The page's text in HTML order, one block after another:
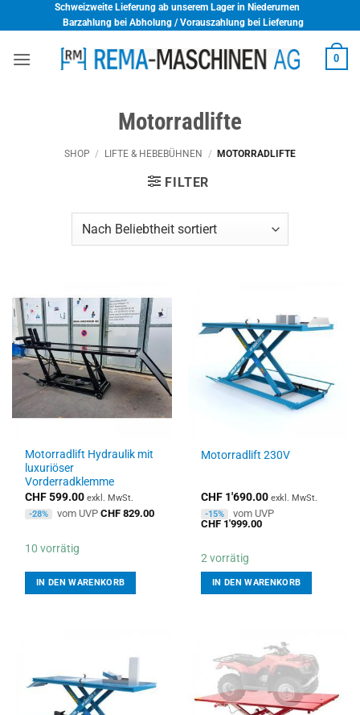
to
Schweizweite Lieferung ab unserem Lager in Niederurnen
Barzahlung bei Abholung / Vorauszahlung bei Lieferung
0
Motorradlifte
SHOP / LIFTE & HEBEBÜHNEN / MOTORRADLIFTE
FILTER
Motorradlift Hydraulik mit
luxuriöser
Vorderradklemme
CHF599.00 exkl. MwSt.
-28%
vom UVPCHF 829.00
10 vorrätig
IN DEN WARENKORB
Motorradlift 230V
CHF 1'690.00 exkl. MwSt.
-15%
vom UVP
CHF 1'999.00
2 vorrätig
IN DEN WARENKORB